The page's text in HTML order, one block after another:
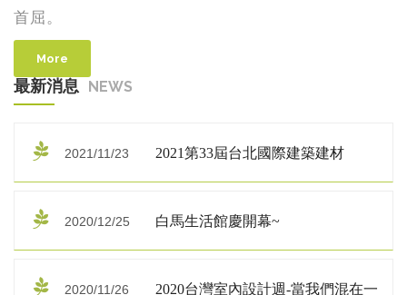
首屈。
More
最新消息 NEWS
2021/11/23 2021第33屆台北國際建築建材
2020/12/25 白馬生活館慶開幕~
2020/11/26
2020台灣室內設計週-當我們混在一